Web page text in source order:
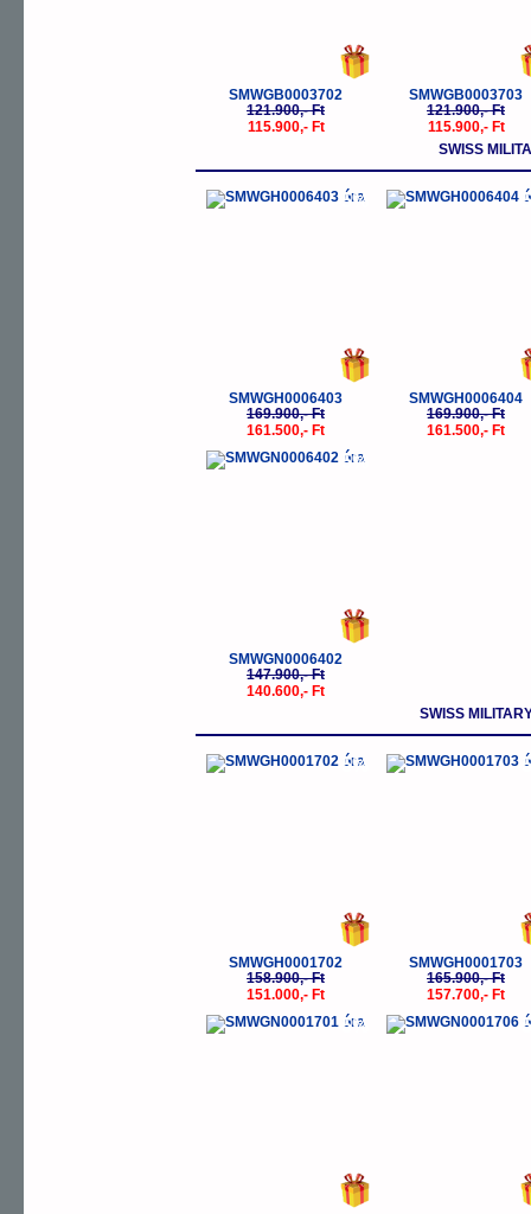
SMWGB0003702
121.900,- Ft
115.900,- Ft
SMWGB0003703
121.900,- Ft
115.900,- Ft
SWISS
-5%
SMWGH0006403
169.900,- Ft
161.500,- Ft
-
SMWGH0006404
169.900,- Ft
161.500,- Ft
-5%
SMWGN0006402
147.900,- Ft
140.600,- Ft
SWISS
-5%
SMWGH0001702
158.900,- Ft
151.000,- Ft
-
SMWGH0001703
165.900,- Ft
157.700,- Ft
-5% -